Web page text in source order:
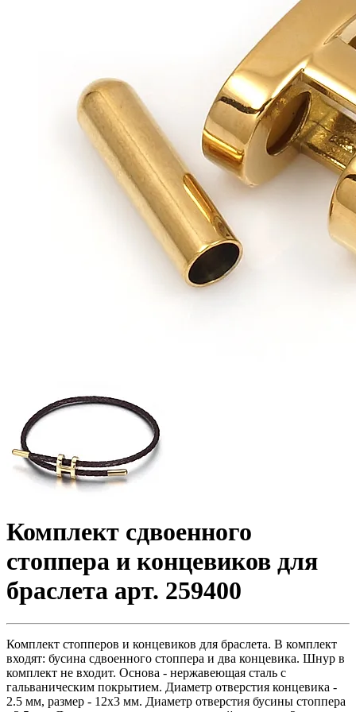
Комплект сдвоенного
стоппера и концевиков для
браслета арт. 259400
Комплект стопперов и концевиков для браслета. В комплект
входят: бусина сдвоенного стоппера и два концевика. Шнур в
комплект не входит. Основа - нержавеющая сталь с
гальваническим покрытием. Диаметр отверстия концевика -
2.5 мм, размер - 12х3 мм. Диаметр отверстия бусины стоппера